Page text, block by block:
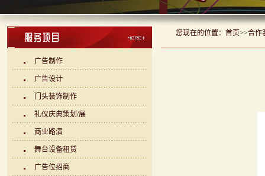
广告制作
广告设计
门头装饰制作
礼仪庆典策划/展
商业路演
舞台设备租赁
广告位招商
您现在的位置： 首页>>合作